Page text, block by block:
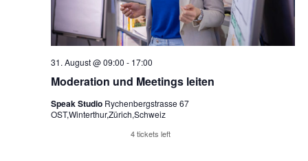
Moderation und Meetings leiten
31. August @ 09:00 - 17:00
Speak Studio Rychenbergstrasse 67
OST,Winterthur,Zürich,Schweiz
4 tickets left